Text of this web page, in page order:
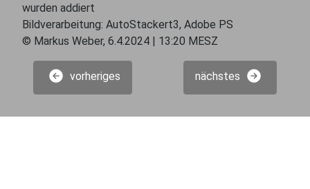
wurden addiert
Bildverarbeitung: AutoStackert3, Adobe PS
© Markus Weber, 6.4.2024 | 13:20 MESZ
vorheriges nächstes